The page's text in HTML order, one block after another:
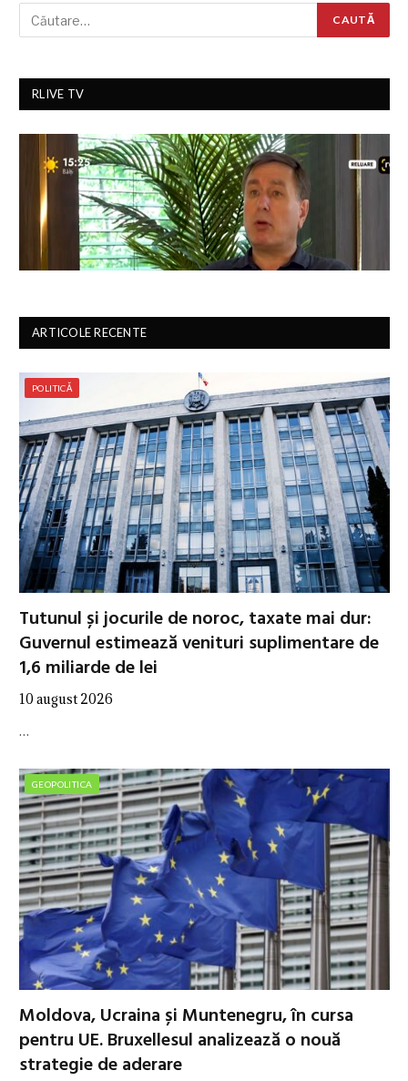
RLIVE TV
ARTICOLE RECENTE
POLITICĂ
Tutunul și jocurile de noroc, taxate mai dur:
Guvernul estimează venituri suplimentare de
1,6 miliarde de lei
10 august 2026
…
GEOPOLITICA
Moldova, Ucraina și Muntenegru, în cursa
pentru UE. Bruxellesul analizează o nouă
strategie de aderare